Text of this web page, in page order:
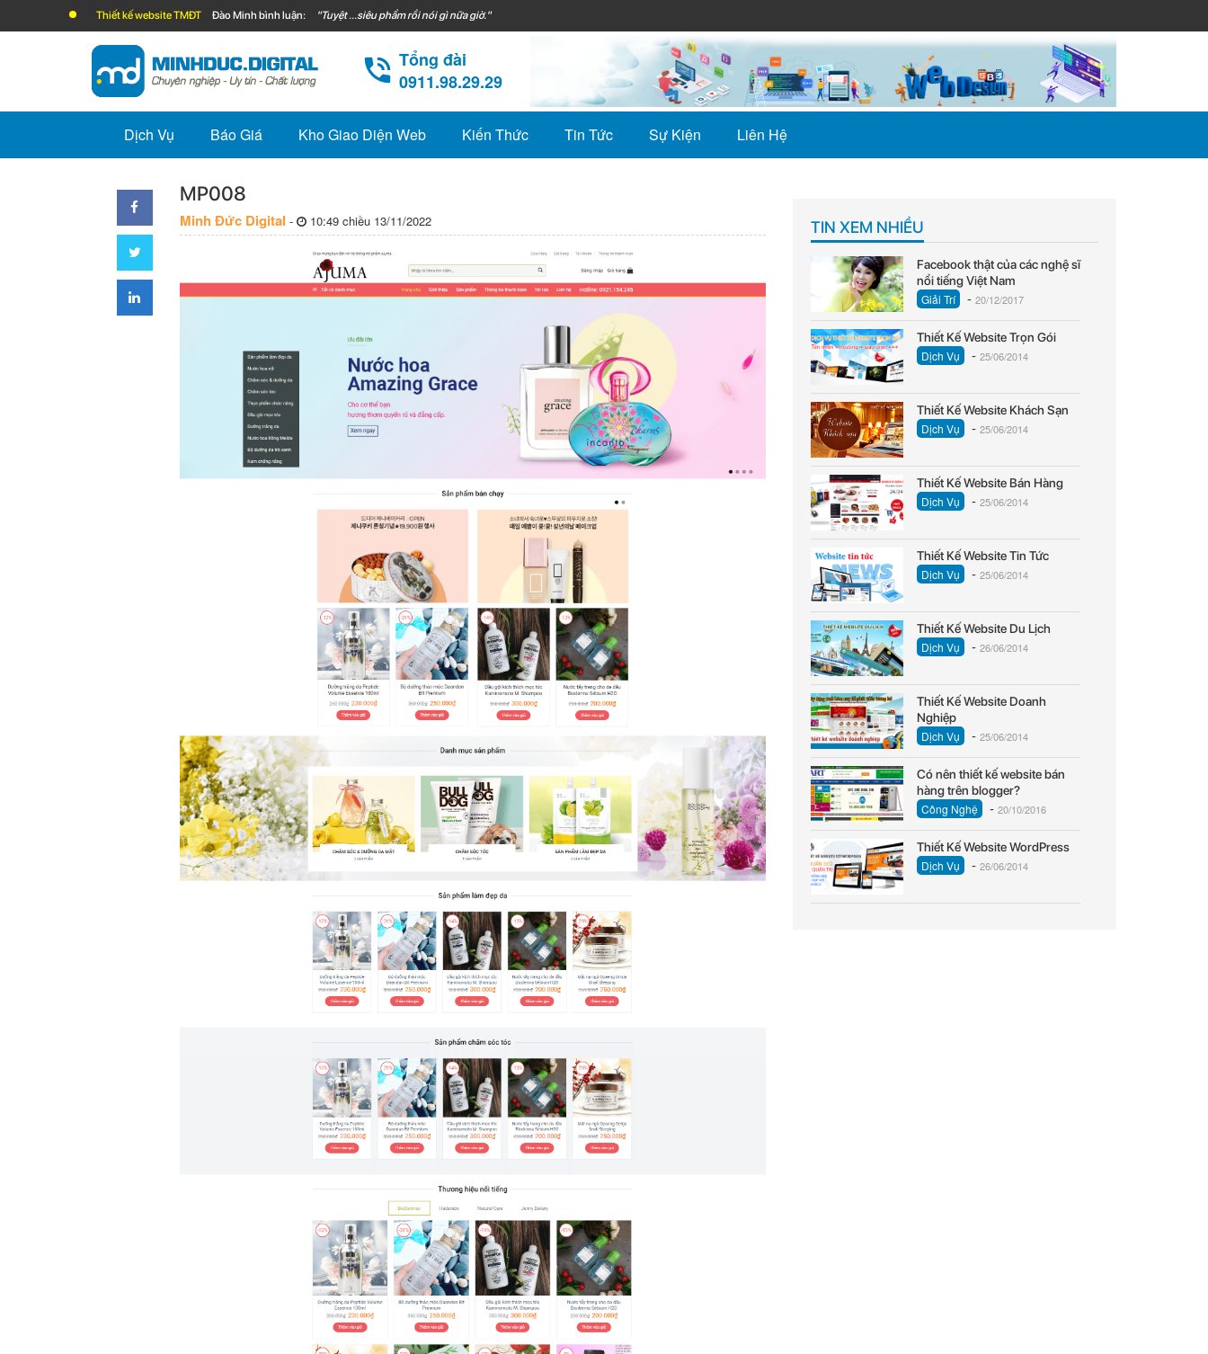
Thiết kế website TMĐT Đào Minh bình luận: "Tuyệt ...siêu phẩm rồi nói gì nữa giờ."
Tổng đài
0911.98.29.29
Dịch Vụ Báo Giá Kho Giao Diện Web Kiến Thức Tin Tức Sự Kiện Liên Hệ
MP008
Minh Đức Digital - 10:49 chiều 13/11/2022 TIN XEM NHIỀU
Facebook thật của các nghệ sĩ
nổi tiếng Việt Nam
Giải Trí - 20/12/2017
Thiết Kế Website Trọn Gói
Dịch Vụ - 25/06/2014
Thiết Kế Website Khách Sạn
Dịch Vụ - 25/06/2014
Thiết Kế Website Bán Hàng
Dịch Vụ - 25/06/2014
Thiết Kế Website Tin Tức
Dịch Vụ - 25/06/2014
Thiết Kế Website Du Lịch
Dịch Vụ - 26/06/2014
Thiết Kế Website Doanh
Nghiệp
Dịch Vụ - 25/06/2014
Có nên thiết kế website bán
hàng trên blogger?
Công Nghệ - 20/10/2016
Thiết Kế Website WordPress
Dịch Vụ - 26/06/2014